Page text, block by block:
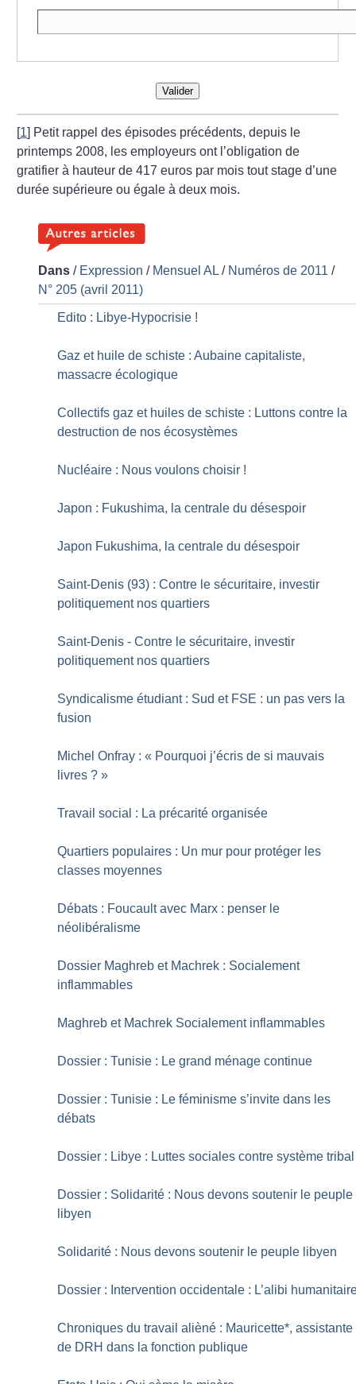
Valider
[1] Petit rappel des épisodes précédents, depuis le
printemps 2008, les employeurs ont l’obligation de
gratifier à hauteur de 417 euros par mois tout stage d’une
durée supérieure ou égale à deux mois.
Dans / Expression / Mensuel AL / Numéros de 2011 /
N° 205 (avril 2011)
Edito : Libye-Hypocrisie !
Gaz et huile de schiste : Aubaine capitaliste,
massacre écologique
Collectifs gaz et huiles de schiste : Luttons contre la
destruction de nos écosystèmes
Nucléaire : Nous voulons choisir !
Japon : Fukushima, la centrale du désespoir
Japon Fukushima, la centrale du désespoir
Saint-Denis (93) : Contre le sécuritaire, investir
politiquement nos quartiers
Saint-Denis - Contre le sécuritaire, investir
politiquement nos quartiers
Syndicalisme étudiant : Sud et FSE : un pas vers la
fusion
Michel Onfray : « Pourquoi j’écris de si mauvais
livres ? »
Travail social : La précarité organisée
Quartiers populaires : Un mur pour protéger les
classes moyennes
Débats : Foucault avec Marx : penser le
néolibéralisme
Dossier Maghreb et Machrek : Socialement
inflammables
Maghreb et Machrek Socialement inflammables
Dossier : Tunisie : Le grand ménage continue
Dossier : Tunisie : Le féminisme s’invite dans les
débats
Dossier : Libye : Luttes sociales contre système tribal
Dossier : Solidarité : Nous devons soutenir le peuple
libyen
Solidarité : Nous devons soutenir le peuple libyen
Dossier : Intervention occidentale : L’alibi
Chroniques du travail alièné : Mauricette*, assistante
de DRH dans la fonction publique